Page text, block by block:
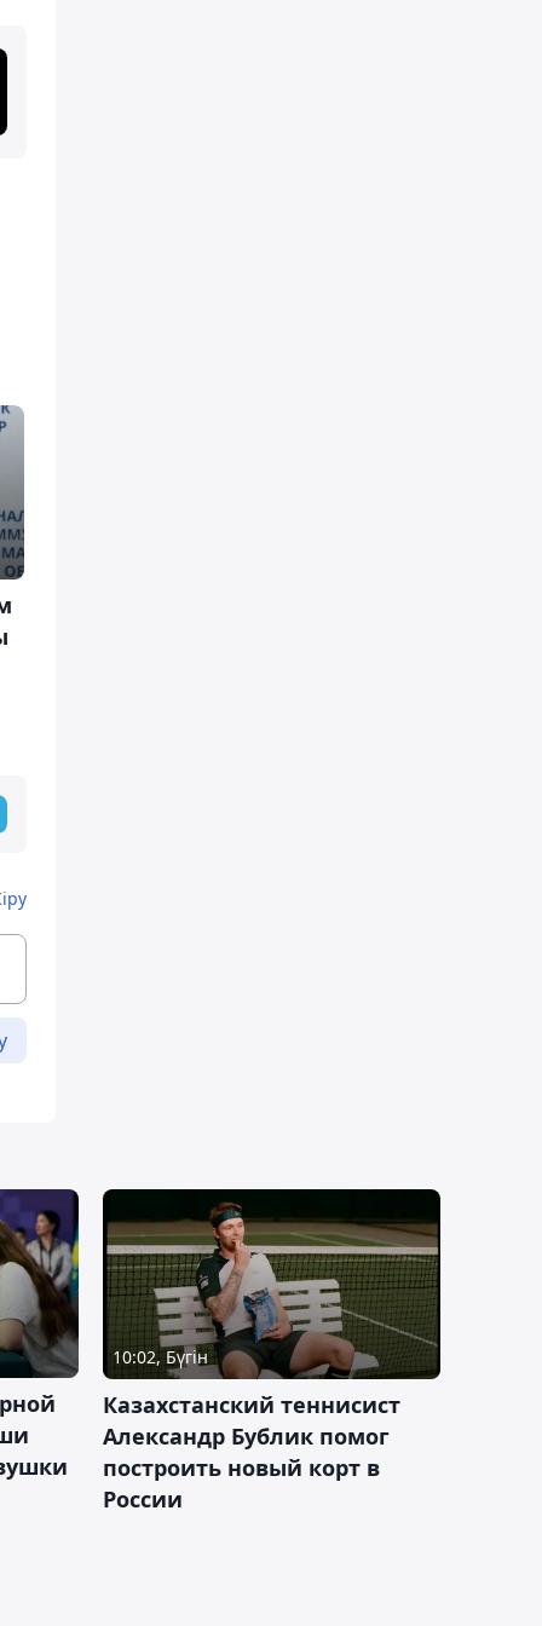
10:02, Бүгін
Казахстанский теннисист
Александр Бублик помог
построить новый корт в
России